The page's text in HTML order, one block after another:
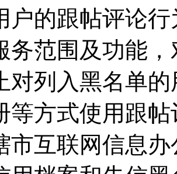
户的跟帖评论
务范围及功能
对列入黑名单
等方式使用跟
市互联网信息